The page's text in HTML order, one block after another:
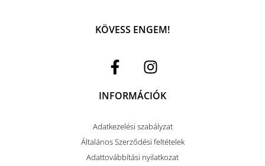
KÖVESS ENGEM!
INFORMÁCIÓK
Adatkezelési szabályzat
Általános Szerződési feltételek
Adattovábbítási nyilatkozat